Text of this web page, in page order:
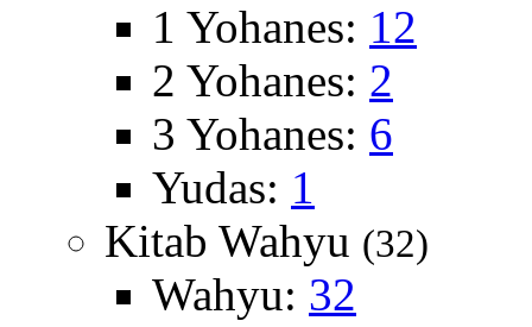
1 Yohanes: 12
2 Yohanes: 2
3 Yohanes: 6
Yudas: 1
Kitab Wahyu (32)
Wahyu: 32